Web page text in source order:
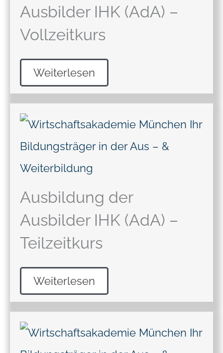
Ausbilder IHK (AdA) –
Vollzeitkurs
Weiterlesen
Ausbildung der
Ausbilder IHK (AdA) –
Teilzeitkurs
Weiterlesen